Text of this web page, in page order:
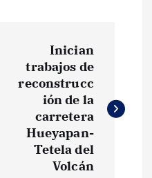
Inician
trabajos de
reconstrucc
ión de la
carretera
Hueyapan-
Tetela del
Volcán